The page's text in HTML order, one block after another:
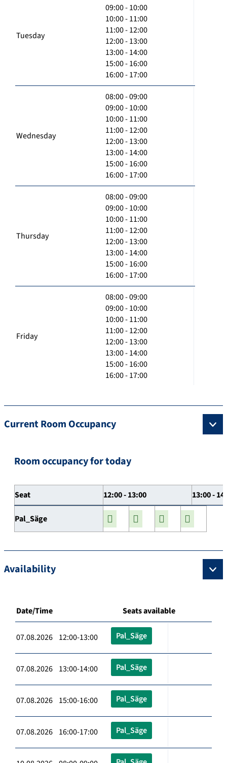
Tuesday
09:00 - 10:00
10:00 - 11:00
11:00 - 12:00
12:00 - 13:00
13:00 - 14:00
15:00 - 16:00
16:00 - 17:00
Wednesday
08:00 - 09:00
09:00 - 10:00
10:00 - 11:00
11:00 - 12:00
12:00 - 13:00
13:00 - 14:00
15:00 - 16:00
16:00 - 17:00
Thursday
08:00 - 09:00
09:00 - 10:00
10:00 - 11:00
11:00 - 12:00
12:00 - 13:00
13:00 - 14:00
15:00 - 16:00
16:00 - 17:00
Friday
08:00 - 09:00
09:00 - 10:00
10:00 - 11:00
11:00 - 12:00
12:00 - 13:00
13:00 - 14:00
15:00 - 16:00
16:00 - 17:00
Current Room Occupancy
Room occupancy for today
Seat 12:00 - 13:00 13:00 -
Pal_Säge
Availability
Date/Time Seats available
07.08.2026 12:00-13:00 Pal_Säge
07.08.2026 13:00-14:00 Pal_Säge
07.08.2026 15:00-16:00 Pal_Säge
07.08.2026 16:00-17:00 Pal_Säge